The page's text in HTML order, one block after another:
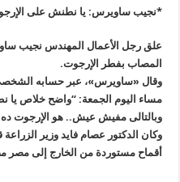
*نجيب ساويرس: يا نطنش على
علق رجل الأعمال المهندس نجيب
المصاب بفطر الإرجوت.
وقال «ساويرس»، عبر حسابه الشخصى
مساء اليوم الجمعة: “واضح خلاص
وبالتالى مفيش عيش..هو الإرجوت
أقماح مستوردة من الخارج إلى مصر